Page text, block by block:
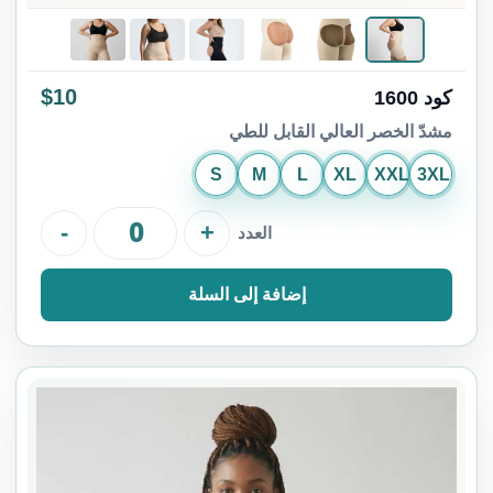
كود 1600 $10
مشدّ الخصر العالي القابل للطي
S M L XL XXL 3XL
العدد - +
إضافة إلى السلة